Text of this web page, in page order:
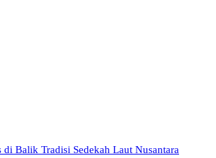
Balik Tradisi Sedekah Laut Nusantara